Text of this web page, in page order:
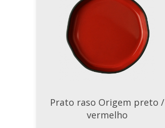
Prato raso Origem preto /
vermelho